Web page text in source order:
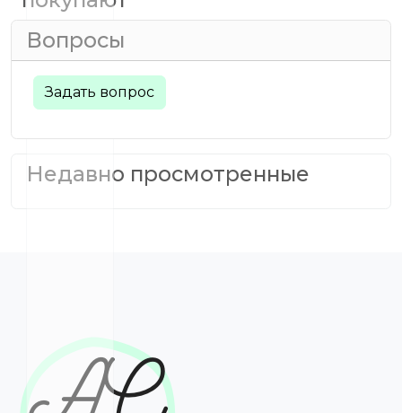
Вопросы
Задать вопрос
Недавно просмотренные